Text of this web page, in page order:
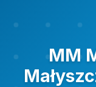
MM